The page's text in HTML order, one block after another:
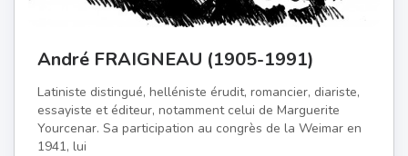
André FRAIGNEAU (1905-1991)
Latiniste distingué, helléniste érudit, romancier, diariste,
essayiste et éditeur, notamment celui de Marguerite
Yourcenar. Sa participation au congrès de la Weimar en
1941, lui